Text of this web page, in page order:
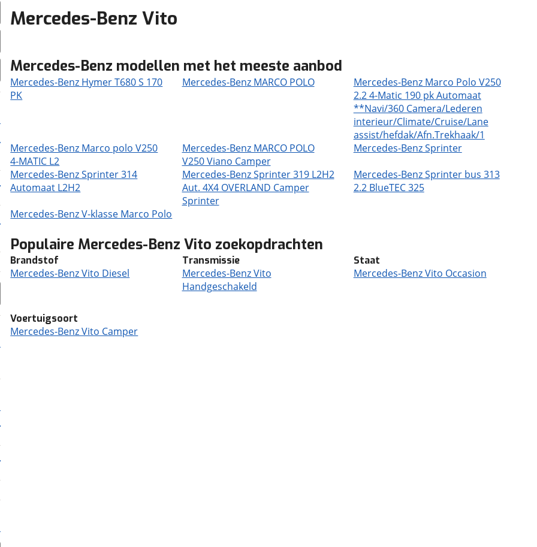
Mercedes-Benz Vito
Mercedes-Benz modellen met het meeste aanbod
Mercedes-Benz Hymer T680 S 170
PK
Mercedes-Benz MARCO POLO
Mercedes-Benz Marco Polo V250
2.2 4-Matic 190 pk Automaat
**Navi/360 Camera/Lederen
interieur/Climate/Cruise/Lane
assist/hefdak/Afn.Trekhaak/1
Mercedes-Benz Marco polo V250
4-MATIC L2
Mercedes-Benz MARCO POLO
V250 Viano Camper
Mercedes-Benz Sprinter
Mercedes-Benz Sprinter 314
Automaat L2H2
Mercedes-Benz Sprinter 319 L2H2
Aut. 4X4 OVERLAND Camper
Sprinter
Mercedes-Benz Sprinter bus 313
2.2 BlueTEC 325
Mercedes-Benz V-klasse Marco Polo
Populaire Mercedes-Benz Vito zoekopdrachten
Brandstof
Mercedes-Benz Vito Diesel
Transmissie
Mercedes-Benz Vito
Handgeschakeld
Staat
Mercedes-Benz Vito Occasion
Voertuigsoort
Mercedes-Benz Vito Camper